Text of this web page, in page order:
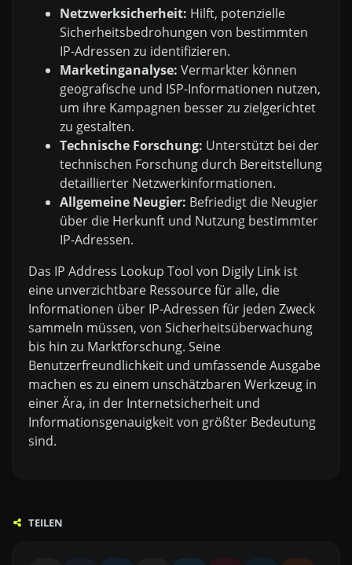
Netzwerksicherheit: Hilft, potenzielle
Sicherheitsbedrohungen von bestimmten
IP-Adressen zu identifizieren.
Marketinganalyse: Vermarkter können
geografische und ISP-Informationen nutzen,
um ihre Kampagnen besser zu zielgerichtet
zu gestalten.
Technische Forschung: Unterstützt bei der
technischen Forschung durch Bereitstellung
detaillierter Netzwerkinformationen.
Allgemeine Neugier: Befriedigt die Neugier
über die Herkunft und Nutzung bestimmter
IP-Adressen.
Das IP Address Lookup Tool von Digily Link ist
eine unverzichtbare Ressource für alle, die
Informationen über IP-Adressen für jeden Zweck
sammeln müssen, von Sicherheitsüberwachung
bis hin zu Marktforschung. Seine
Benutzerfreundlichkeit und umfassende Ausgabe
machen es zu einem unschätzbaren Werkzeug in
einer Ära, in der Internetsicherheit und
Informationsgenauigkeit von größter Bedeutung
sind.
TEILEN